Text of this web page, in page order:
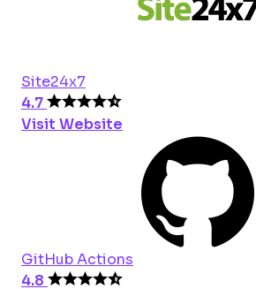
Site24x7
4.7
Visit Website
GitHub Actions
4.8